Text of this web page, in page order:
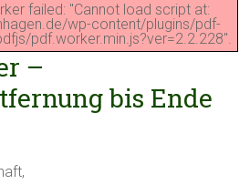
failed: "Cannot load script at:
wp-content/plugins/pdf-
pdf.worker.min.js?ver=2.2.228".
–
bis Ende